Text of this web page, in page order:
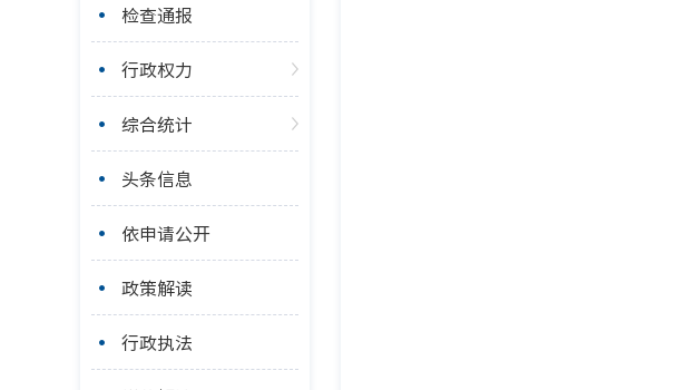
检查通报
行政权力
综合统计
头条信息
依申请公开
政策解读
行政执法